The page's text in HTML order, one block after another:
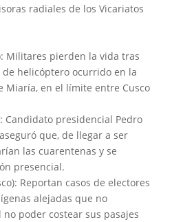
radiales de los Vicariatos
Militares pierden la vida tras
helicóptero ocurrido en la
Miaría, en el límite entre Cusco
Candidato presidencial Pedro
que, de llegar a ser
las cuarentenas y se
presencial.
Reportan casos de electores
alejadas que no
poder costear sus pasajes